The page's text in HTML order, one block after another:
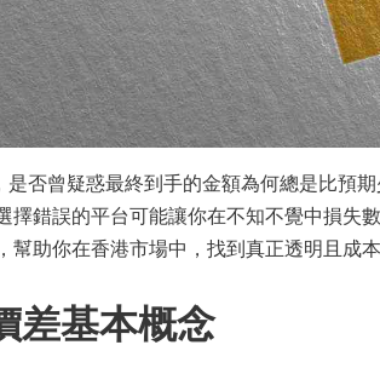
否曾疑惑最終到手的金額為何總是比預
擇錯誤的平台可能讓你在不知不覺中損失
幫助你在香港市場中，找到真正透明且成
差基本概念